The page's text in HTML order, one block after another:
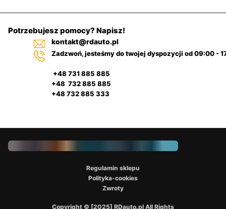
Potrzebujesz pomocy? Napisz!
kontakt@rdauto.pl
Zadzwoń, jesteśmy do twojej dyspozycji od 09:00 -
+48 731 885 885
+48 732 885 885
+48 732 885 333
Copyright © [2025] RDauto.pl All Rights
Regulamin sklepu
Polityka-cookies
Zwroty